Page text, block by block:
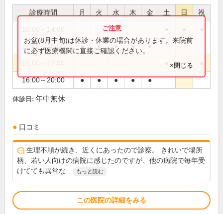
診療時間 月 火 水 木 金 土 日 祝
11:00～15:00 ● ● ● ● ●
●
16:00～20:00 ● ● ● ● ●
お盆(8月中旬)は休診・休業の場合があります。来院前
に必ず医療機関に直接ご確認ください。
×閉じる
休診日: 年中無休
口コミ
生理不順が続き、近くにあったので診察。 きれいで場所
柄、若い人向けの病院に感じたのですが、他の病院で毎年受
けてても異常な...
もっと読む
この医院の詳細をみる